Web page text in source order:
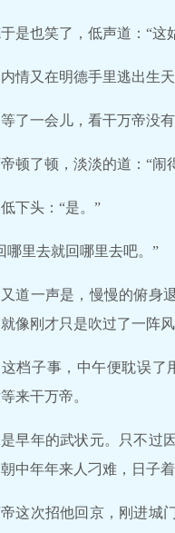
是也笑了，低声道：“这
情又在明德手里逃出生
了一会儿，看干万帝没
顿了顿，淡淡的道：“闹
下头：“是。”
哪里去就回哪里去吧。”
道一声是，慢慢的俯身
像刚才只是吹过了一阵风
这档子事，中午便耽误
来干万帝。
早年的武状元。只不过
中年年来人刁难，日子着
这次招他回京，刚进城